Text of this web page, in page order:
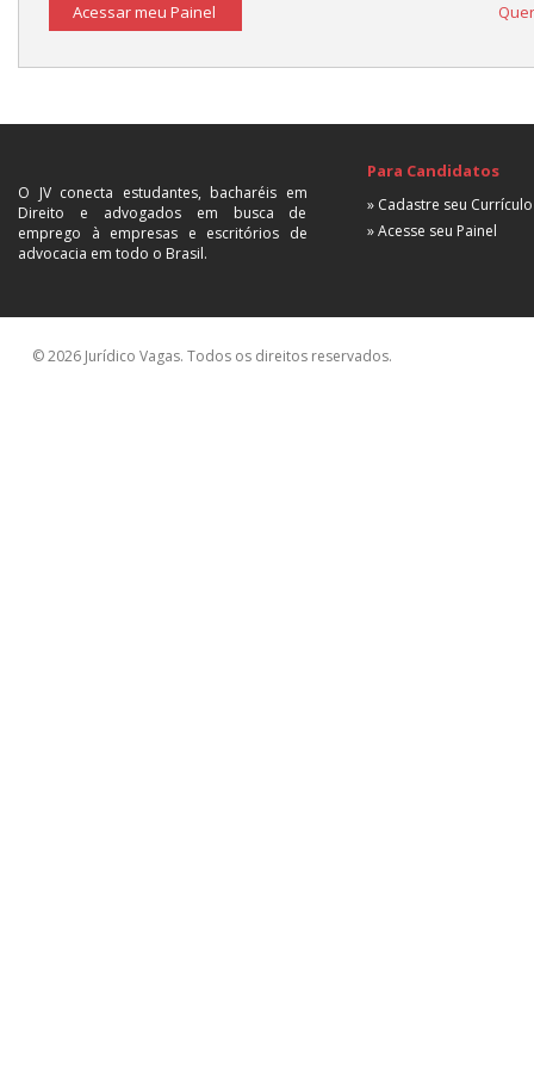
Acessar meu Painel
O JV conecta estudantes, bacharéis em
Direito e advogados em busca de
emprego à empresas e escritórios de
advocacia em todo o Brasil.
Para Candidatos
» Cadastre seu Currículo
» Acesse seu Painel
© 2026 Jurídico Vagas. Todos os direitos reservados.